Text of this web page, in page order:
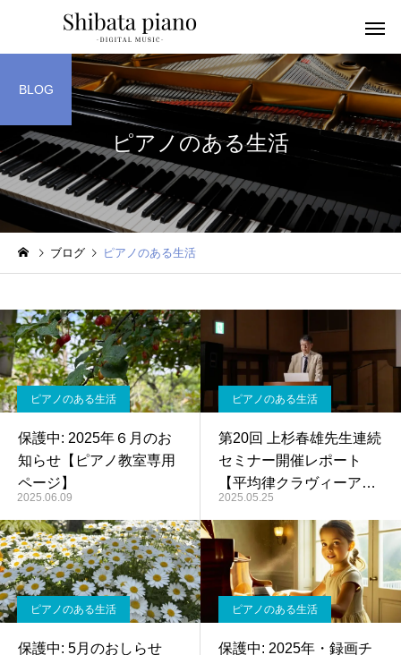
幼児音感レッスン
小・中・高・
ッスン
ピアノを教える人へ 楽譜作成アプ
ピアノのある生活
BLOG
ブログ ピアノのある生活
ピアノのある生活
保護中: 2025年６月のお
知らせ【ピアノ教室専用
ページ】
2025.06.09
ピアノのある生活
第20回 上杉春雄先生連続
セミナー開催レポート
【平均律クラヴィーア曲
集第２巻第13番～第16
2025.05.25
ピアノのある生活
保護中: 5月のおしらせ
ピアノのある生活
保護中: 2025年・録画チ